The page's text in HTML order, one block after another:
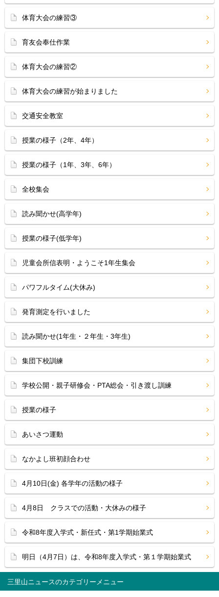
三里山ニュース
体育大会の練習③
育友会奉仕作業
体育大会の練習②
体育大会の練習が始まりました
交通安全教室
授業の様子（2年、4年）
授業の様子（1年、3年、6年）
全校集会
読み聞かせ(高学年)
授業の様子(低学年)
児童会所信表明・ようこそ1年生集会
パワフルタイム(大休み)
発育測定を行いました
読み聞かせ(1年生・２年生・3年生)
集団下校訓練
学校公開・親子研修会・PTA総会・引き渡し訓練
授業の様子
あいさつ運動
なかよし班初顔合わせ
4月10日(金) 各学年の活動の様子
4月8日 クラスでの活動・大休みの様子
令和8年度入学式・新任式・第1学期始業式
明日（4月7日）は、令和8年度入学式・第１学期始業式